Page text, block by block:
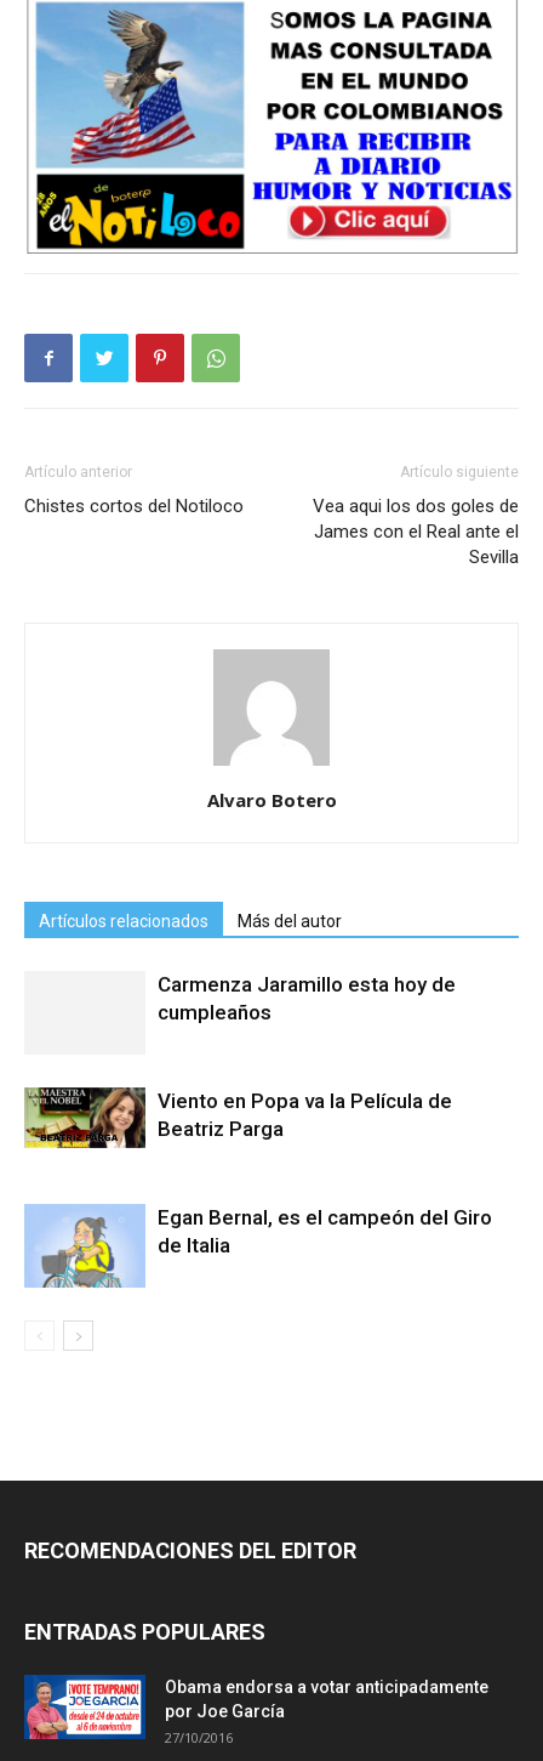
Artículo anterior
Chistes cortos del Notiloco
Artículo siguiente
Vea aqui los dos goles de
James con el Real ante el
Sevilla
Alvaro Botero
Artículos relacionados Más del autor
Carmenza Jaramillo esta hoy de
cumpleaños
Viento en Popa va la Película de
Beatriz Parga
Egan Bernal, es el campeón del Giro
de Italia
RECOMENDACIONES DEL EDITOR
ENTRADAS POPULARES
Obama endorsa a votar anticipadamente
por Joe García
27/10/2016